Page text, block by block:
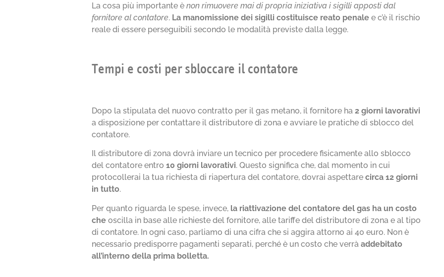
La cosa più importante ènon rimuovere mai di propria iniziativa i sigilli apposti dal
fornitore al contatore. La manomissione dei sigilli costituisce reato penale e c’è il rischio
reale di essere perseguibili secondo le modalità previste dalla legge.
Tempi e costi per sbloccare il contatore
Dopo la stipulata del nuovo contratto per il gas metano, il fornitore ha2 giorni lavorativi
a disposizione per contattare il distributore di zona e avviare le pratiche di sblocco del
contatore.
Il distributore di zona dovrà inviare un tecnico per procedere fisicamente allo sblocco
del contatore entro10 giorni lavorativi. Questo significa che, dal momento in cui
protocollerai la tua richiesta di riapertura del contatore, dovrai aspettare circa 12 giorni
in tutto.
Per quanto riguarda le spese, invece, la riattivazione del contatore del gas ha un costo
che oscilla in base alle richieste del fornitore, alle tariffe del distributore di zona e al tipo
di contatore. In ogni caso, parliamo di una cifra che si aggira attorno ai 40 euro. Non è
necessario predisporre pagamenti separati, perché è un costo che verràaddebitato
all’interno della prima bolletta.